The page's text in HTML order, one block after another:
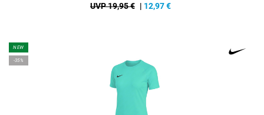
UVP 19,95 € | 12,97€
NEW
-35%